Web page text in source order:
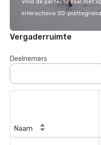
Vind de perfecte zaal met
interactieve 3D-
Vergaderruimte
Deelnemers
Naam